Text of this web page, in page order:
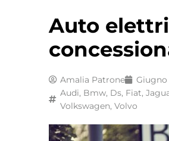
Auto
Amalia Patrone Giugno
Audi, Bmw, Ds, Fiat,
Volkswagen, Volvo